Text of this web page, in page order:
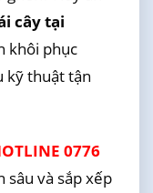
cây tại
khôi phục
kỹ thuật tận
0776
và sắp xếp